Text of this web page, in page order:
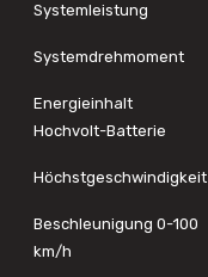
Systemleistung
Systemdrehmoment
Energieinhalt
Hochvolt-Batterie
Höchstgeschwindigkeit
Beschleunigung 0-100
km/h